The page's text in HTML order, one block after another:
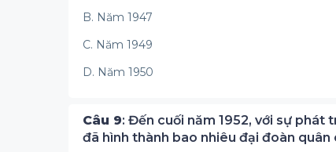
B. Năm 1947
C. Năm 1949
D. Năm 1950
Câu 9: Đến cuối năm 1952, với sự phát
đã hình thành bao nhiêu đại đoàn quân